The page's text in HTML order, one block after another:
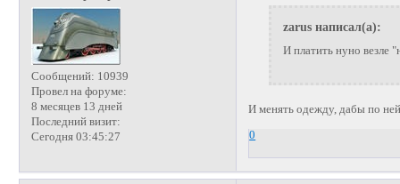
Сообщений: 10939
Провел на форуме:
8 месяцев 13 дней
Последний визит:
Сегодня 03:45:27
zarus написал(а):
И платить нуно везле
И менять одежду, дабы по
0